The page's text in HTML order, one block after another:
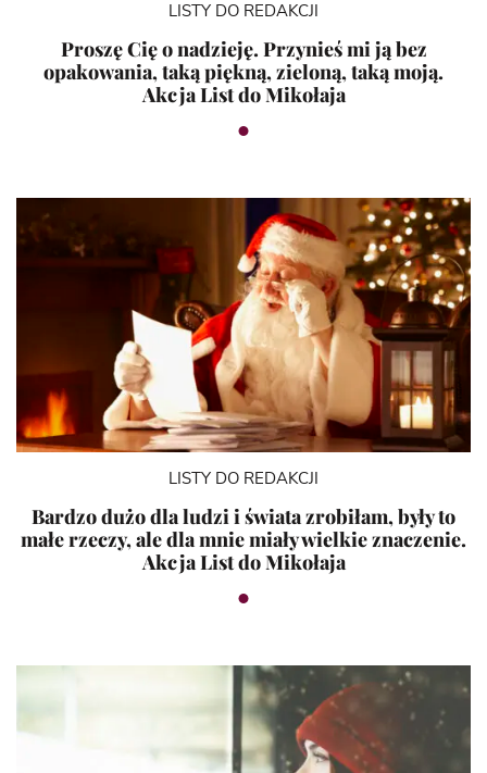
LISTY DO REDAKCJI
Proszę Cię o nadzieję. Przynieś mi ją bez
opakowania, taką piękną, zieloną, taką moją.
Akcja List do Mikołaja
LISTY DO REDAKCJI
Bardzo dużo dla ludzi i świata zrobiłam, były to
małe rzeczy, ale dla mnie miały wielkie znaczenie.
Akcja List do Mikołaja